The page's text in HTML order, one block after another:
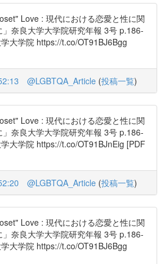
Love : 現代における恋愛と性に関
奈良大学大学院研究年報 3号 p.186-
大学院 https://t.co/OT91BJ6Bgg
@LGBTQA_Article (投稿一覧)
Love : 現代における恋愛と性に関
奈良大学大学院研究年報 3号 p.186-
大学院 https://t.co/OT91BJnEig [PDF
@LGBTQA_Article (投稿一覧)
Love : 現代における恋愛と性に関
奈良大学大学院研究年報 3号 p.186-
大学院 https://t.co/OT91BJ6Bgg